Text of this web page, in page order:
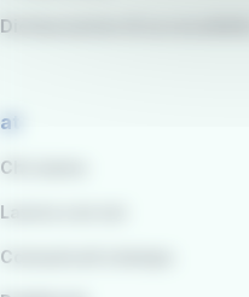
Dichiarazione di accessibilità
at
Chi siamo
Lavora con noi
Comunicati stampa